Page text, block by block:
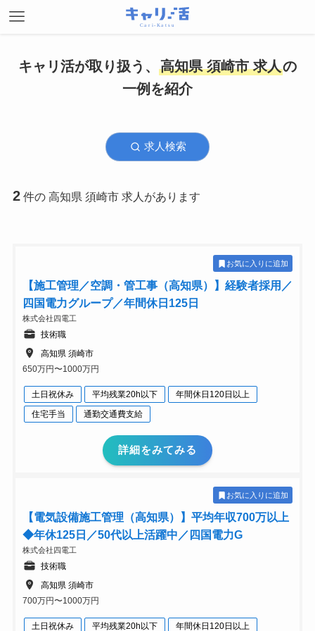
キャリ活が取り扱う、 高知県 須崎市 求人の
一例を紹介
求人検索
2 件の 高知県 須崎市 求人があります
お気に入りに追加
【施工管理／空調・管工事（高知県）】経験者採用／
四国電力グループ／年間休日125日
株式会社四電工
技術職
高知県 須崎市
650万円〜1000万円
土日祝休み 平均残業20h以下
年間休日120日以上
住宅手当
通勤交通費支給
詳細をみてみる
お気に入りに追加
【電気設備施工管理（高知県）】平均年収700万以上
◆年休125日／50代以上活躍中／四国電力G
株式会社四電工
技術職
高知県 須崎市
700万円〜1000万円
土日祝休み 平均残業20h以下 年間休日120日以上